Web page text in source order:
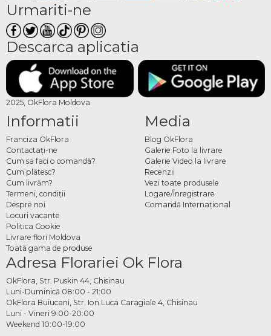
Urmariti-ne
Descarca aplicatia
2025, OkFlora Moldova
Informatii
Franciza OkFlora
Contactaţi-ne
Cum sa faci o comandă?
Cum plătesc?
Cum livrăm?
Termeni, condiţii
Despre noi
Locuri vacante
Politica Cookie
Livrare flori Moldova
Toată gama de produse
Media
Blog OkFlora
Galerie Foto la livrare
Galerie Video la livrare
Recenzii
Vezi toate produsele
Logare/Înregistrare
Comandă Internațional
Adresa Florariei Ok Flora
OkFlora, Str. Puskin 44, Chisinau
Luni-Duminică 08:00 - 21:00
OkFlora Buiucani, Str. Ion Luca Caragiale 4, Chisinau
Luni - Vineri 9:00-20:00
Weekend 10:00-19:00